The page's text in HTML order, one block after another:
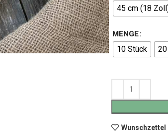
45 cm (18
MENGE
10 Stück
Wunschzettel